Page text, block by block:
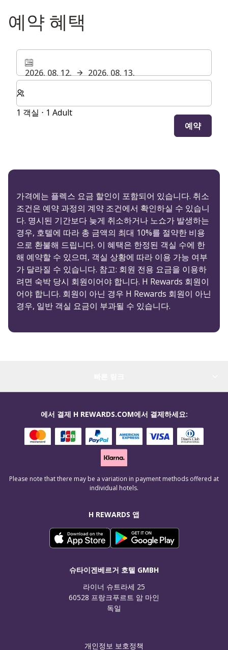
예약 혜택
2026. 08. 12.
2026. 08. 13.
숙박할 객실 및 게스트 수 선택
1 객실 ⋅ 1 Adult
예약
가격에는 플렉스 요금 할인이 포함되어 있습니다. 취소
조건은 예약 과정의 계약 조건에서 확인하실 수 있습니
다. 명시된 기간보다 늦게 취소하거나 노쇼가 발생하는
경우, 호텔에 따라 총 금액의 최대 10%를 절약한 비용
으로 환불해 드립니다. 이 혜택은 한정된 객실 수에 한
해 예약할 수 있으며, 객실 상황에 따라 이용 가능 여부
가 달라질 수 있습니다. 참고: 회원 전용 요금을 이용하
려면 숙박 당시 회원이어야 합니다. H Rewards 회원이
어야 합니다. 회원이 아닌 경우 H Rewards 회원이 아닌
경우, 일반 객실 요금이 부과될 수 있습니다.
H REWARDS 앱
슈타이겐베르거 호텔 GMBH
라이너 슈트라세 25
60528 프랑크푸르트 암 마인
독일
에서 결제 H REWARDS.COM에서 결제하세요:
Please note that there may be a variation in payment methods offered at
individual hotels.
개인정보 보호정책